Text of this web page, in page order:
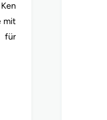
mit
für